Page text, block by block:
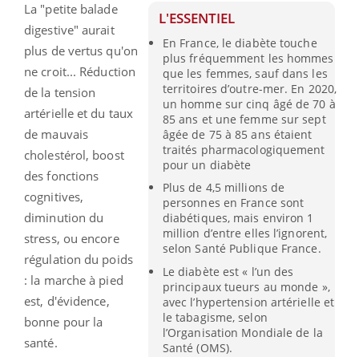
L'ESSENTIEL
En France, le diabète touche
plus fréquemment les hommes
que les femmes, sauf dans les
territoires d’outre-mer. En 2020,
un homme sur cinq âgé de 70 à
85 ans et une femme sur sept
âgée de 75 à 85 ans étaient
traités pharmacologiquement
pour un diabète
Plus de 4,5 millions de
personnes en France sont
diabétiques, mais environ 1
million d’entre elles l’ignorent,
selon Santé Publique France.
Le diabète est « l’un des
principaux tueurs au monde »,
avec l’hypertension artérielle et
le tabagisme, selon
l’Organisation Mondiale de la
Santé (OMS).
La "petite balade
digestive" aurait
plus de vertus qu'on
ne croit... Réduction
de la tension
artérielle et du taux
de mauvais
cholestérol, boost
des fonctions
cognitives,
diminution du
stress, ou encore
régulation du poids
: la marche à pied
est, d'évidence,
bonne pour la
santé.